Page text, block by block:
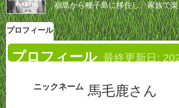
福島から種子島に移住し、家族で
プロフィール
プロフィール 最終更新日:
ニックネーム 馬毛鹿さん